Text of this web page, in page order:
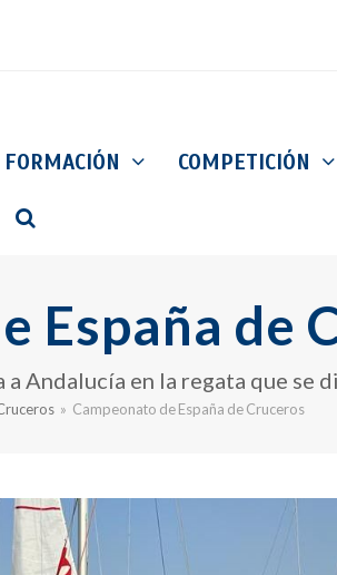
FORMACIÓN COMPETICIÓN
España de
Andalucía en la regata que se
» Campeonato de España de Cruceros